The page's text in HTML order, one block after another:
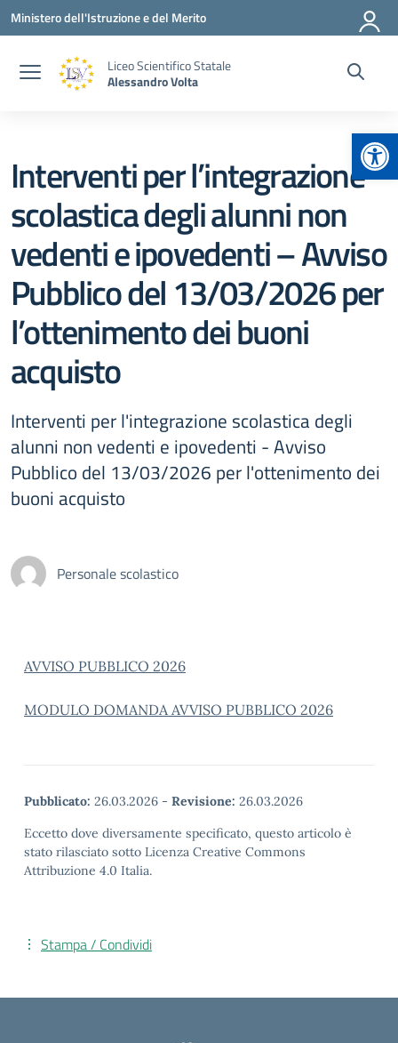
Vai ai contenuti
Vai al menu di navigazione
Vai al footer
Ministero dell'Istruzione e del Merito
Liceo Scientifico Statale
Alessandro Volta
Interventi per l’integrazione
scolastica degli alunni non
vedenti e ipovedenti – Avviso
Pubblico del 13/03/2026 per
l’ottenimento dei buoni
acquisto
Interventi per l'integrazione scolastica degli
alunni non vedenti e ipovedenti - Avviso
Pubblico del 13/03/2026 per l'ottenimento dei
buoni acquisto
Personale scolastico
AVVISO PUBBLICO 2026
MODULO DOMANDA AVVISO PUBBLICO 2026
Pubblicato: 26.03.2026 - Revisione: 26.03.2026
Eccetto dove diversamente specificato, questo articolo è
stato rilasciato sotto Licenza Creative Commons
Attribuzione 4.0 Italia.
Stampa / Condividi